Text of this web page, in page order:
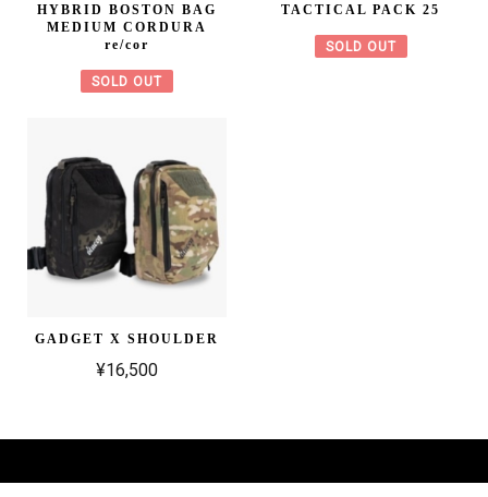
HYBRID BOSTON BAG
MEDIUM CORDURA
re/cor
SOLD OUT
TACTICAL PACK 25
SOLD OUT
GADGET X SHOULDER
¥16,500